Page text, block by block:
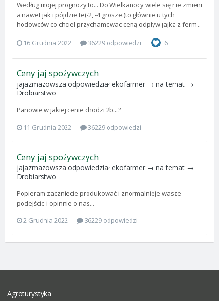
Według mojej prognozy to... Do Wielkanocy wiele się nie zmieni
a nawet jak i pójdzie te(-2, -4 grosze.)to głównie u tych
hodowców co chciel przychamowac ceną odpływ jajka z ferm...
16 Grudnia 2022 36229 odpowiedzi 6
Ceny jaj spożywczych
jajazmazowsza odpowiedział ekofarmer → na temat →
Drobiarstwo
Panowie w jakiej cenie chodzi 2b...?
11 Grudnia 2022
36229 odpowiedzi
Ceny jaj spożywczych
jajazmazowsza odpowiedział ekofarmer → na temat →
Drobiarstwo
Popieram zaczniecie produkować i znormalnieje wasze
podejście i opinnie o nas...
2 Grudnia 2022
36229 odpowiedzi
Agroturystyka